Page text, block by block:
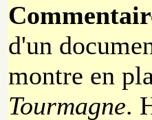
d'un
montre en
Tourmagne.